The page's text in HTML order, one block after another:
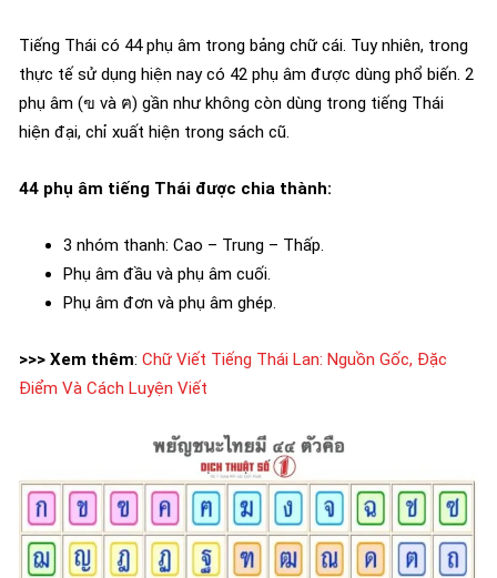
Tiếng Thái có 44 phụ âm trong bảng chữ cái. Tuy nhiên, trong
thực tế sử dụng hiện nay có 42 phụ âm được dùng phổ biến. 2
phụ âm (ฃ và ฅ) gần như không còn dùng trong tiếng Thái
hiện đại, chỉ xuất hiện trong sách cũ.
44 phụ âm tiếng Thái được chia thành:
3 nhóm thanh: Cao – Trung – Thấp.
Phụ âm đầu và phụ âm cuối.
Phụ âm đơn và phụ âm ghép.
>>> Xem thêm: Chữ Viết Tiếng Thái Lan: Nguồn Gốc, Đặc
Điểm Và Cách Luyện Viết